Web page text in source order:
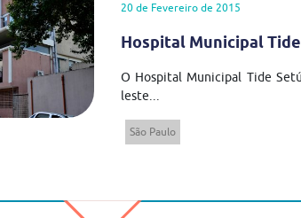
20 de Fevereiro de 2015
Hospital Municipal
O Hospital Municipal Tide
leste...
São Paulo